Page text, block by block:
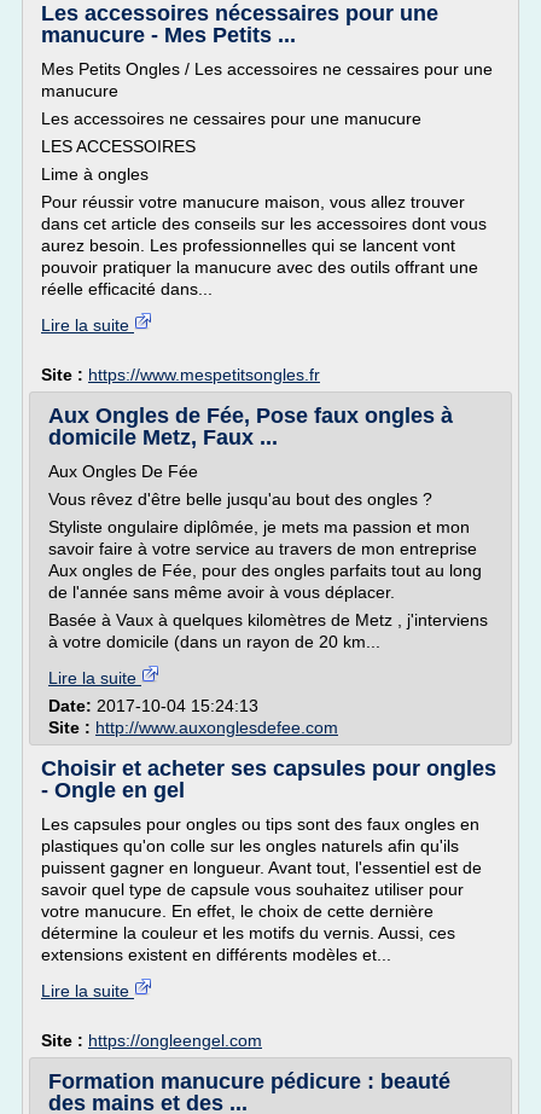
Les accessoires nécessaires pour une
manucure - Mes Petits ...
Mes Petits Ongles / Les accessoires ne cessaires pour une
manucure
Les accessoires ne cessaires pour une manucure
LES ACCESSOIRES
Lime à ongles
Pour réussir votre manucure maison, vous allez trouver
dans cet article des conseils sur les accessoires dont vous
aurez besoin. Les professionnelles qui se lancent vont
pouvoir pratiquer la manucure avec des outils offrant une
réelle efficacité dans...
Lire la suite
Site : https://www.mespetitsongles.fr
Aux Ongles de Fée, Pose faux ongles à
domicile Metz, Faux ...
Aux Ongles De Fée
Vous rêvez d'être belle jusqu'au bout des ongles ?
Styliste ongulaire diplômée, je mets ma passion et mon
savoir faire à votre service au travers de mon entreprise
Aux ongles de Fée, pour des ongles parfaits tout au long
de l'année sans même avoir à vous déplacer.
Basée à Vaux à quelques kilomètres de Metz , j'interviens
à votre domicile (dans un rayon de 20 km...
Lire la suite
Date: 2017-10-04 15:24:13
Site : http://www.auxonglesdefee.com
Choisir et acheter ses capsules pour ongles
- Ongle en gel
Les capsules pour ongles ou tips sont des faux ongles en
plastiques qu'on colle sur les ongles naturels afin qu'ils
puissent gagner en longueur. Avant tout, l'essentiel est de
savoir quel type de capsule vous souhaitez utiliser pour
votre manucure. En effet, le choix de cette dernière
détermine la couleur et les motifs du vernis. Aussi, ces
extensions existent en différents modèles et...
Lire la suite
Site : https://ongleengel.com
Formation manucure pédicure : beauté
des mains et des ...